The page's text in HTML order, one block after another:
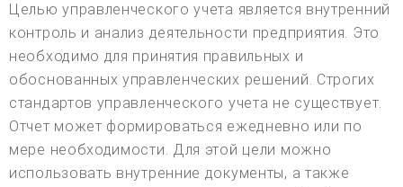
Целью управленческого учета является внутренний
контроль и анализ деятельности предприятия. Это
необходимо для принятия правильных и
обоснованных управленческих решений. Строгих
стандартов управленческого учета не существует.
Отчет может формироваться ежедневно или по
мере необходимости. Для этой цели можно
использовать внутренние документы, а также